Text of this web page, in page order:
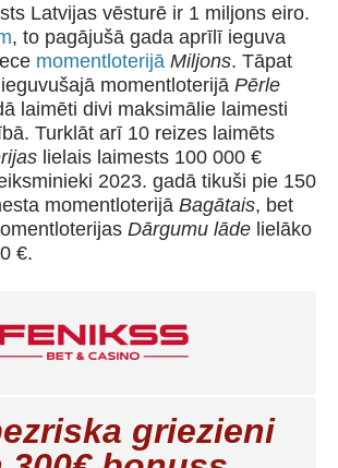
Latvijas vēsturē ir 1 miljons eiro.
, to pagājušā gada aprīlī ieguva
momentloterijā Miljons. Tāpat
momentloterijā Pērle
laimēti divi maksimālie laimesti
Turklāt arī 10 reizes laimēts
lielais laimests 100 000 €
2023. gadā tikuši pie 150
momentloterijā Bagātais, bet
Dārgumu lāde lielāko
€.
griezieni